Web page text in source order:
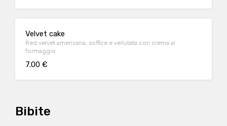
Velvet cake
Red velvet americana, soffice e vellutata con crema al
formaggio
7.00 €
Bibite